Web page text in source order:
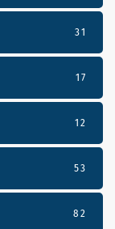
31
17
12
53
82